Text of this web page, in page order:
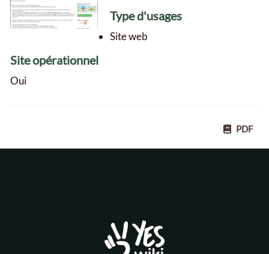
Type d'usages
Site web
Site opérationnel
Oui
PDF